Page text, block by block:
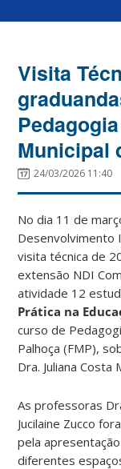
Visita
Municipal
24/03/2026 11:40
No dia 11 de
Desenvolvimento
visita técnica de
extensão NDI
atividade 12
Prática na
curso de
Palhoça (FMP),
Dra. Juliana Costa
As professoras
Jucilaine Zucco
pela
diferentes